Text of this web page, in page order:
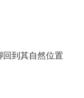
到其自然位置